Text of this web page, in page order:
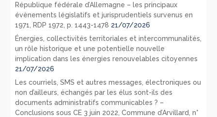
République fédérale d’Allemagne – les principaux
évènements législatifs et jurisprudentiels survenus en
1971, RDP 1972, p. 1443-1478 21/07/2026
Énergies, collectivités territoriales et intercommunalités,
un rôle historique et une potentielle nouvelle
implication dans les énergies renouvelables citoyennes
21/07/2026
Les courriels, SMS et autres messages, électroniques ou
non d’ailleurs, échangés par les élus sont-ils des
documents administratifs communicables ? –
Conclusions sous CE 3 juin 2022, Commune d’Arvillard, n°